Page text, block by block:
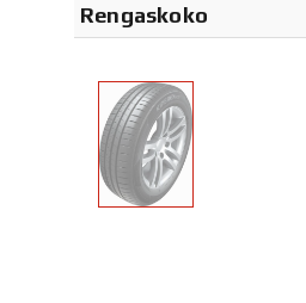
Rengaskoko